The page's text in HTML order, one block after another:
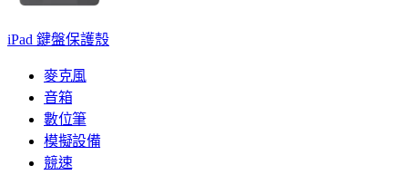
iPad 鍵盤保護殼
麥克風
音箱
數位筆
模擬設備
競速